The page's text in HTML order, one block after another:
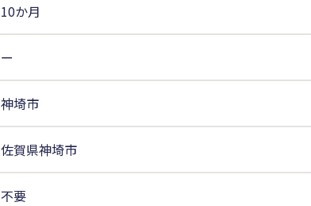
10か月
ー
神埼市
佐賀県神埼市
不要